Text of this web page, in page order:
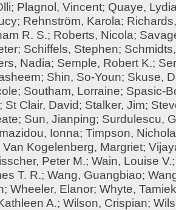
; Plagnol, Vincent; Quaye,
; Rehnström, Karola;
R. S.; Roberts, Nicola;
; Schiffels, Stephen;
Nadia; Semple, Robert K.;
; Shin, So-Youn; Skuse,
; Southam, Lorraine; Spasic-
; St Clair, David; Stalker, Jim;
; Sun, Jianping; Surdulescu,
Ionna; Timpson,
Van Kogelenberg, Margriet;
Peter M.; Wain, Louise V.
T. R.; Wang, Guangbiao;
; Wheeler, Elanor; Whyte,
A.; Wilson, Crispian;